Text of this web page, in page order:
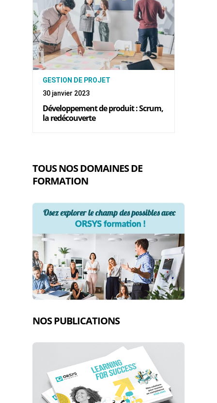
GESTION DE PROJET
30 janvier 2023
Développement de produit : Scrum,
la redécouverte
TOUS NOS DOMAINES DE
FORMATION
NOS PUBLICATIONS